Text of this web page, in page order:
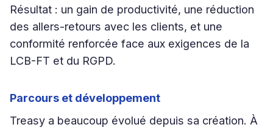
Résultat : un gain de productivité, une réduction
des allers-retours avec les clients, et une
conformité renforcée face aux exigences de la
LCB-FT et du RGPD.
Parcours et développement
Treasy a beaucoup évolué depuis sa création. À